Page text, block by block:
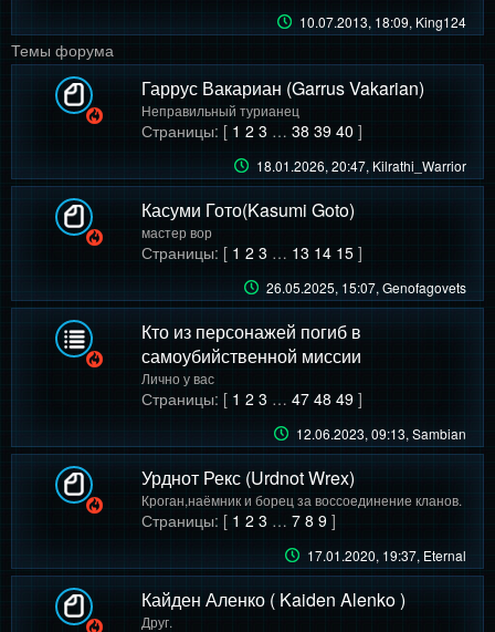
10.07.2013, 18:09, King124
Темы форума
Гаррус Вакариан (Garrus Vakarian)
Неправильный турианец
Страницы: [ 1 2 3 … 38 39 40 ]
18.01.2026, 20:47, Kilrathi_Warrior
Касуми Гото(Kasumi Goto)
мастер вор
Страницы: [ 1 2 3 … 13 14 15]
26.05.2025, 15:07, Genofagovets
Кто из персонажей погиб в
самоубийственной миссии
Лично у вас
Страницы: [ 1 2 3 … 47 48 49]
12.06.2023, 09:13, Sambian
Урднот Рекс (Urdnot Wrex)
Кроган,наёмник и борец за воссоединение кланов.
Страницы: [ 1 2 3 … 7 8 9]
17.01.2020, 19:37, Eternal
Кайден Аленко ( Kaiden Alenko )
Друг.